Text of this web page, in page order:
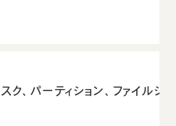
ク、パーティション、ファイルシ